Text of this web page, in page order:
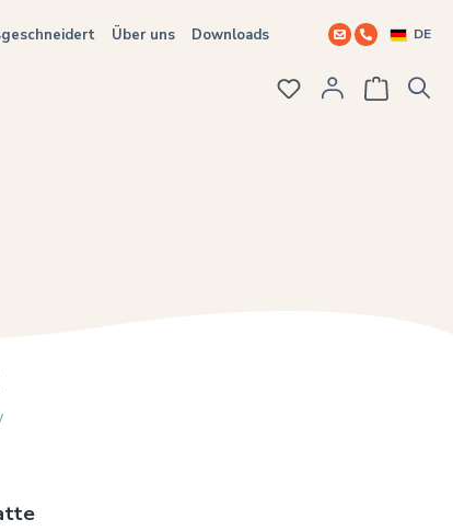
Über uns Downloads DE
Du hast 0